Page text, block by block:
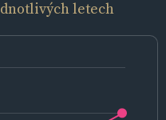
letech